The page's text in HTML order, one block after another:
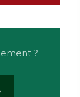
?